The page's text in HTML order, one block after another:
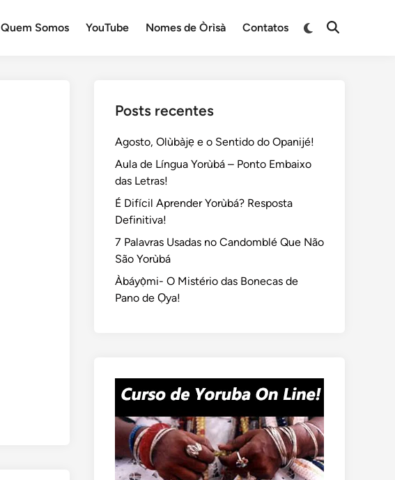
Quem Somos YouTube Nomes de Òrìsà Contatos
Switch
Open
Posts recentes
Agosto, Olùbàjẹ e o Sentido do Opanijé!
Aula de Língua Yorùbá – Ponto Embaixo
das Letras!
É Difícil Aprender Yorùbá? Resposta
Definitiva!
7 Palavras Usadas no Candomblé Que Não
São Yorùbá
Àbáyọ̀mi- O Mistério das Bonecas de
Pano de Ọya!